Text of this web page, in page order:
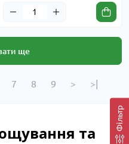
Фільтр
ще
7 8 9 > >|
та